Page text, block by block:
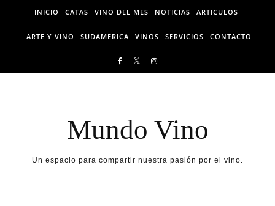
Skip to content
INICIO CATAS VINO DEL MES NOTICIAS ARTICULOS
ARTE Y VINO SUDAMERICA VINOS SERVICIOS CONTACTO
Mundo Vino
Un espacio para compartir nuestra pasión por el vino.